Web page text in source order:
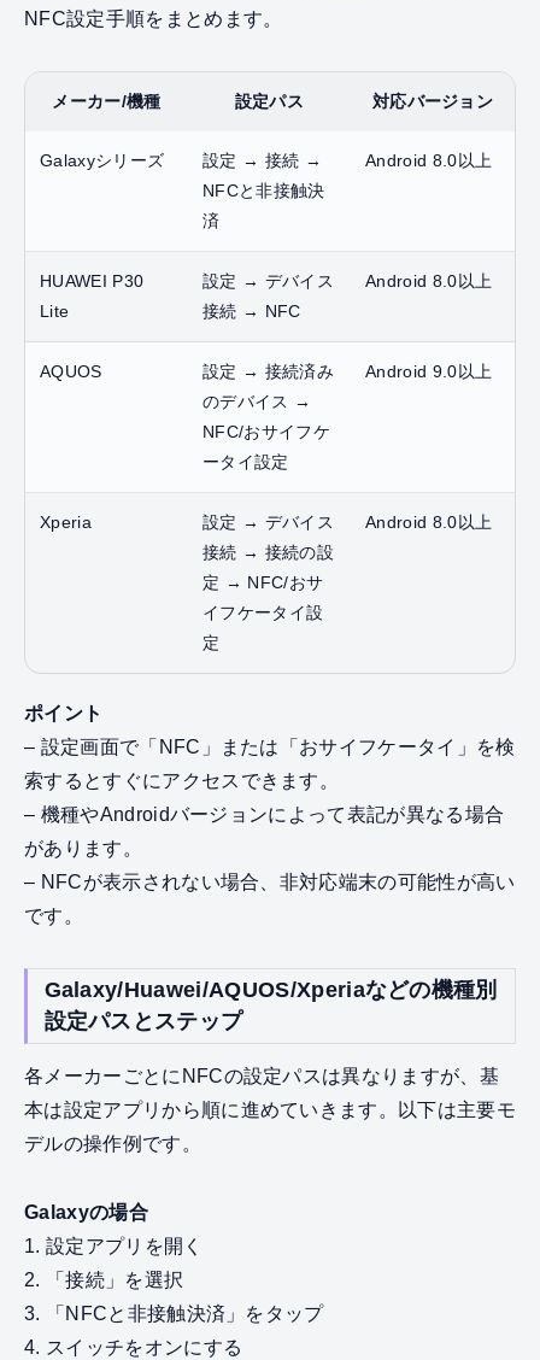
NFC設定手順をまとめます。
メーカー/機種 設定パス 対応バージョン
Galaxyシリーズ
設定 → 接続 →
NFCと非接触決
済
Android 8.0以上
HUAWEI P30
Lite
設定 → デバイス
接続 → NFC
Android 8.0以上
AQUOS
設定 → 接続済み
のデバイス →
NFC/おサイフケ
ータイ設定
Android 9.0以上
Xperia
設定 → デバイス
接続 → 接続の設
定 → NFC/おサ
イフケータイ設
定
Android 8.0以上
ポイント
– 設定画面で「NFC」または「おサイフケータイ」を検
索するとすぐにアクセスできます。
– 機種やAndroidバージョンによって表記が異なる場合
があります。
– NFCが表示されない場合、非対応端末の可能性が高い
です。
Galaxy/Huawei/AQUOS/Xperiaなどの機種別
設定パスとステップ
各メーカーごとにNFCの設定パスは異なりますが、基
本は設定アプリから順に進めていきます。以下は主要モ
デルの操作例です。
Galaxyの場合
1. 設定アプリを開く
2. 「接続」を選択
3. 「NFCと非接触決済」をタップ
4. スイッチをオンにする